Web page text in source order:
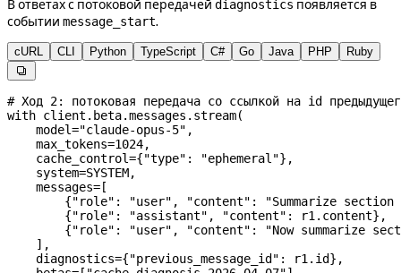
В ответах с потоковой передачей diagnostics появляется в
событии message_start.
cURL CLI Python TypeScript C# Go Java PHP Ruby

# Ход 2: потоковая передача со ссылкой на id
with client.beta.messages.stream(
    model
="claude-opus-5" ,
    max_tokens
=1024,
    cache_control
={"type" : "ephemeral"},
    system
=SYSTEM,
    messages
= [
        {
"role" : "user" , "content" :
"Summarize
        {
"role" : "assistant" , "content" : r1.content},
        {
"role" : "user" , "content" :
"Now summarize
    ],
    diagnostics
={"previous_message_id" : r1.id},